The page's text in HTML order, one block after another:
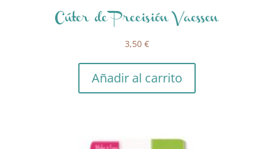
Cúter de Precisión Vaessen
3,50 €
Añadir al carrito